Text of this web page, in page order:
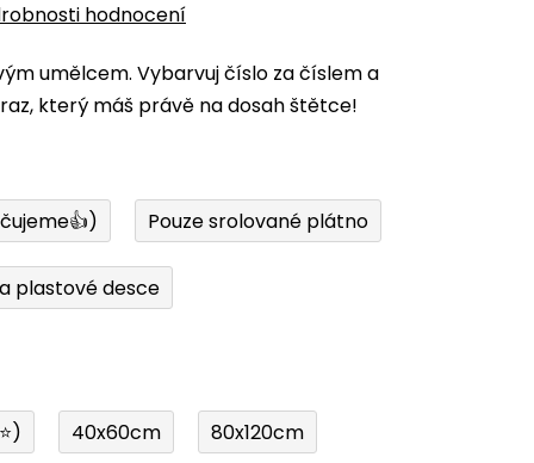
hodnocení
umělcem. Vybarvuj číslo za číslem a
který máš právě na dosah štětce!
Pouze srolované plátno
plastové desce
40x60cm 80x120cm